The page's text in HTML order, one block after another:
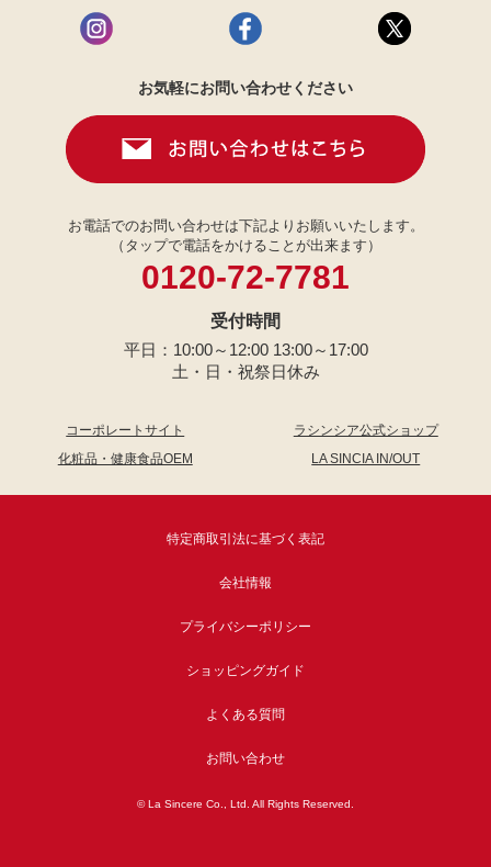
お気軽にお問い合わせください
お電話でのお問い合わせは下記よりお願いいたします。
（タップで電話をかけることが出来ます）
0120-72-7781
受付時間
平日：10:00～12:00 13:00～17:00
土・日・祝祭日休み
コーポレートサイト
ラシンシア公式ショップ
化粧品・健康食品OEM
LA SINCIA IN/OUT
特定商取引法に基づく表記
会社情報
プライバシーポリシー
ショッピングガイド
よくある質問
お問い合わせ
© La Sincere Co., Ltd. All Rights Reserved.